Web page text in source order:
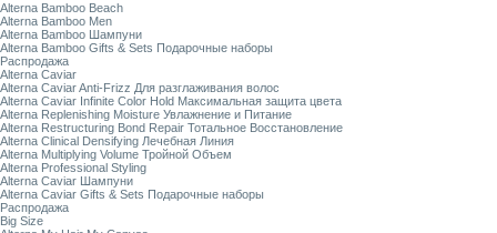
Alterna Bamboo Beach
Alterna Bamboo Men
Alterna Bamboo Шампуни
Alterna Bamboo Gifts & Sets Подарочные наборы
Распродажа
Alterna Caviar
Alterna Caviar Anti-Frizz Для разглаживания волос
Alterna Caviar Infinite Color Hold Максимальная защита цвета
Alterna Replenishing Moisture Увлажнение и Питание
Alterna Restructuring Bond Repair Тотальное Восстановление
Alterna Clinical Densifying Лечебная Линия
Alterna Multiplying Volume Тройной Объем
Alterna Professional Styling
Alterna Caviar Шампуни
Alterna Caviar Gifts & Sets Подарочные наборы
Распродажа
Big Size